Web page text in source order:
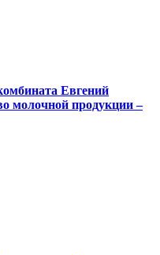
Евгений
молочной продукции –